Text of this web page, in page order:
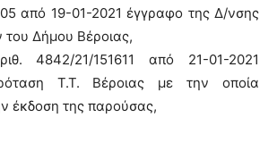
από 19-01-2021 έγγραφο της Δ/νσης
Δήμου Βέροιας,
4842/21/151611 από 21-01-2021
Τ.Τ. Βέροιας με την οποία
έκδοση της παρούσας,